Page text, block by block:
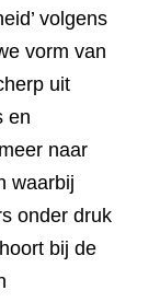
volgens
vorm van
uit
en
naar
waarbij
onder druk
bij de